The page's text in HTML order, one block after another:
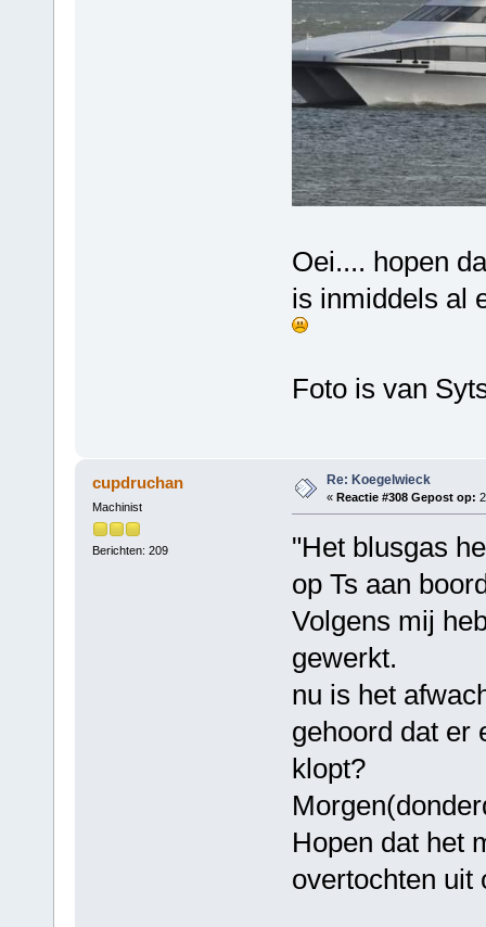
Oei.... hopen
is inmiddels al
Foto is van
cupdruchan
Machinist
Berichten: 209
Re: Koegelwieck
« Reactie #308 Gepost op:
"Het blusgas
op Ts aan
Volgens mij
gewerkt.
nu is het
gehoord dat er
klopt?
Hopen dat het
overtochten uit